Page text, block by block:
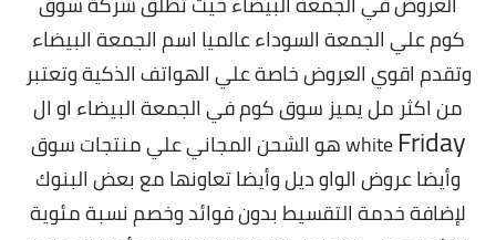
كوم علي الجمعة السوداء عالميا اسم الجمعة البيضاء
وتقدم اقوي العروض خاصة علي الهواتف الذكية وتعتبر
من اكثر مل يميز سوق كوم في الجمعة البيضاء او ال
whiteFriday
هو الشحن المجاني علي منتجات سوق
وأيضا عروض الواو ديل وأيضا تعاونها مع بعض البنوك
لإضافة خدمة التقسيط بدون فوائد وخصم نسبة مئوية